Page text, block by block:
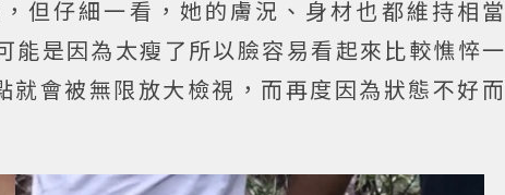
但仔細一看，她的膚況、身材也都維持相當
是因為太瘦了所以臉容易看起來比較憔悴一
會被無限放大檢視，而再度因為狀態不好而